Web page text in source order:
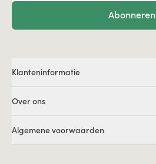
Abonneren
Klanteninformatie
Over ons
Algemene voorwaarden